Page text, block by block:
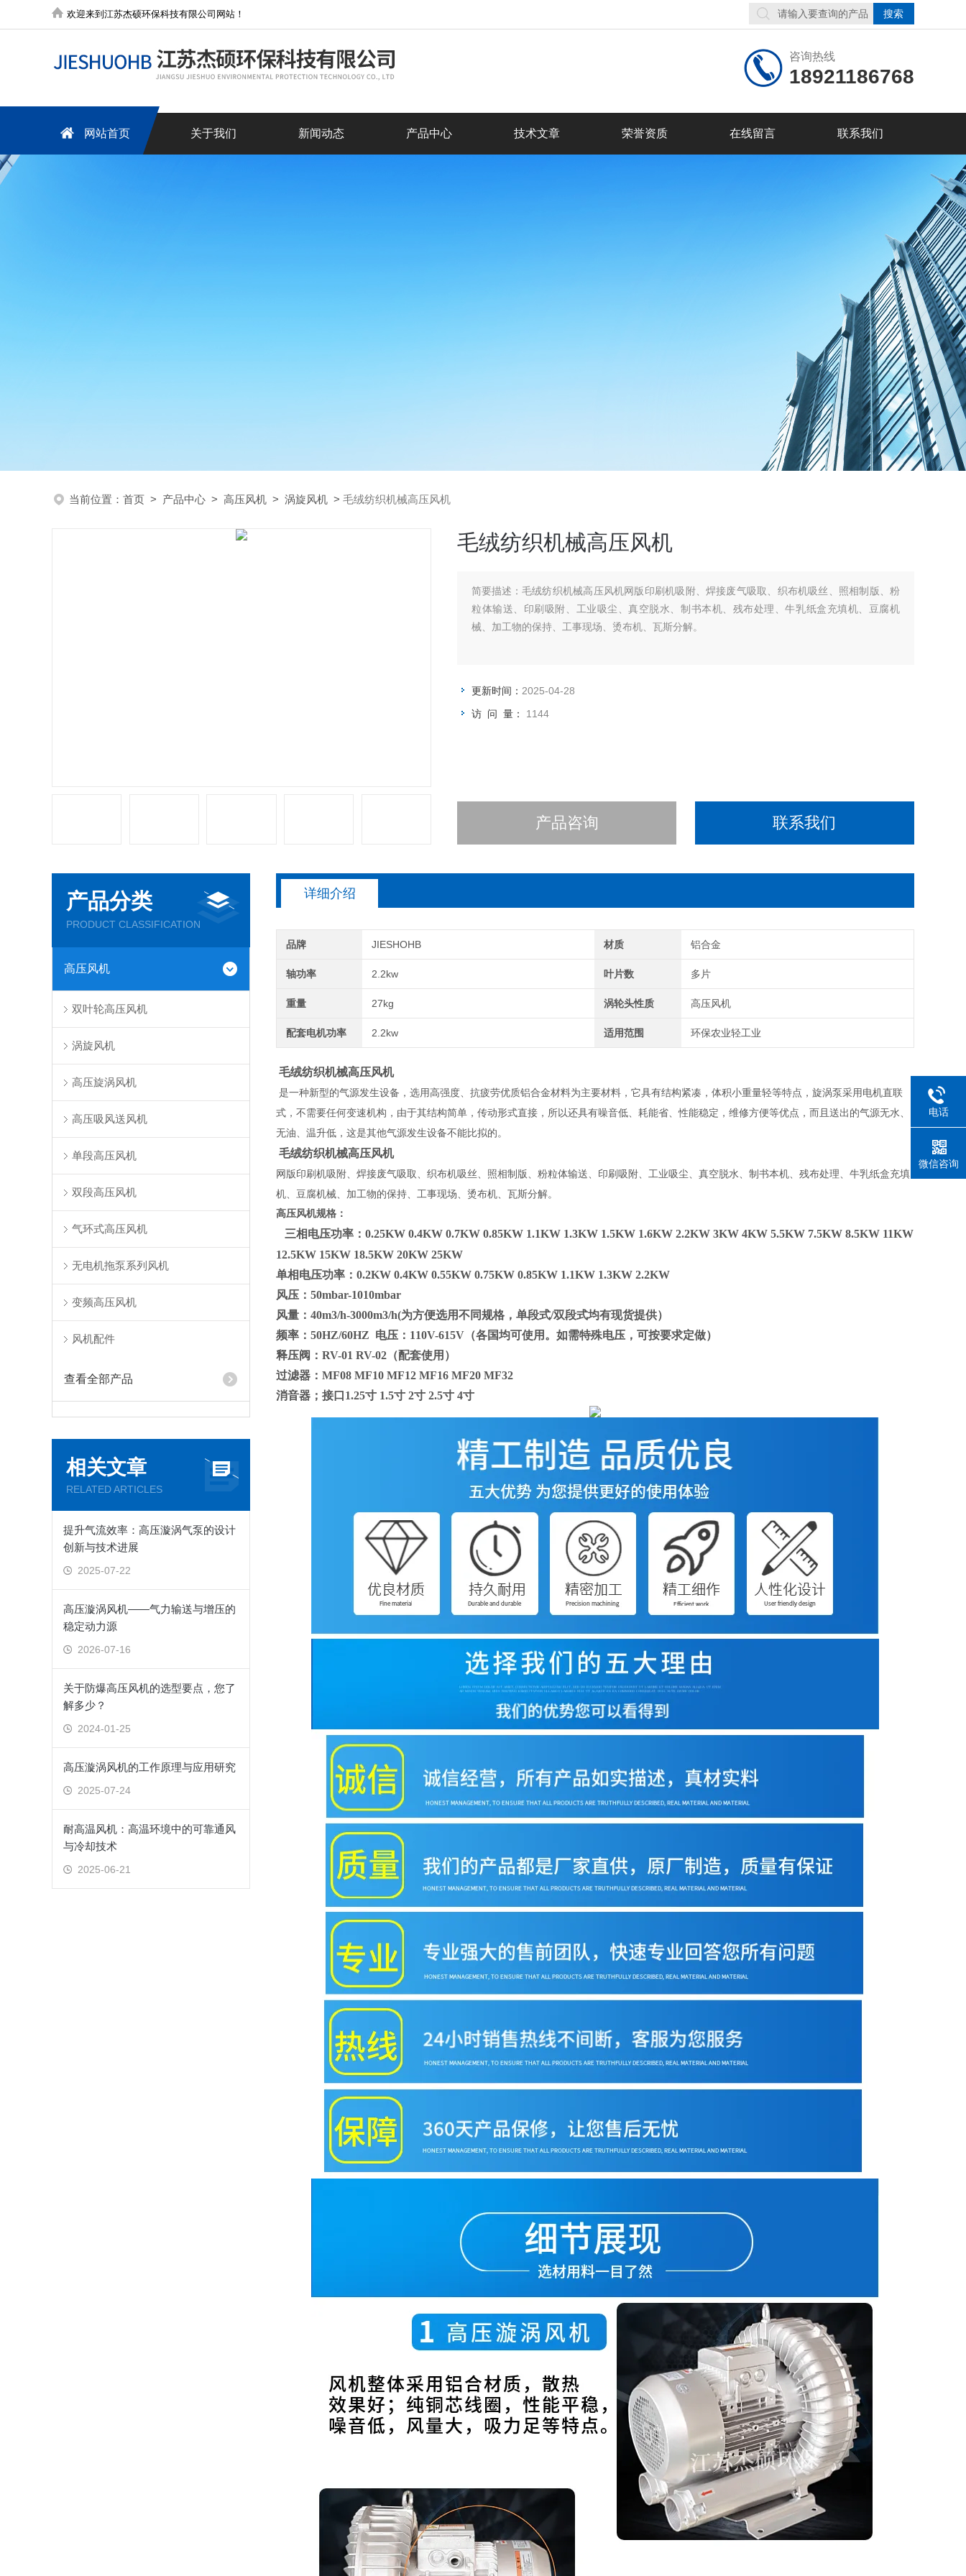
欢迎来到江苏杰硕环保科技有限公司网站！
咨询热线
18921186768
网站首页 关于我们 新闻动态 产品中心 技术文章 荣誉资质 在线留言 联系我们
当前位置： 首页 > 产品中心 > 高压风机 > 涡旋风机 > 毛绒纺织机械高压风机
毛绒纺织机械高压风机
简要描述： 毛绒纺织机械高压风机网版印刷机吸附、焊接废气吸取、织布机吸丝、照相制版、粉
粒体输送、印刷吸附、工业吸尘、真空脱水、制书本机、残布处理、牛乳纸盒充填机、豆腐机
械、加工物的保持、工事现场、烫布机、瓦斯分解。
更新时间： 2025-04-28
访 问 量： 1144
产品咨询 联系我们
产品分类
PRODUCT CLASSIFICATION
高压风机
双叶轮高压风机
涡旋风机
高压旋涡风机
高压吸风送风机
单段高压风机
双段高压风机
气环式高压风机
无电机拖泵系列风机
变频高压风机
风机配件
查看全部产品
相关文章
RELATED ARTICLES
提升气流效率：高压漩涡气泵的设计
创新与技术进展
2025-07-22
高压漩涡风机——气力输送与增压的
稳定动力源
2026-07-16
关于防爆高压风机的选型要点，您了
解多少？
2024-01-25
高压漩涡风机的工作原理与应用研究
2025-07-24
耐高温风机：高温环境中的可靠通风
与冷却技术
2025-06-21
详细介绍
品牌 JIESHOHB 材质 铝合金
轴功率 2.2kw 叶片数 多片
重量 27kg 涡轮头性质 高压风机
配套电机功率 2.2kw 适用范围 环保农业轻工业
毛绒纺织机械高压风机
是一种新型的气源发生设备，选用高强度、抗疲劳优质铝合金材料为主要材料，它具有结构紧凑，体积小重量轻等特点，旋涡泵采用电机直联
式，不需要任何变速机构，由于其结构简单，传动形式直接，所以还具有噪音低、耗能省、性能稳定，维修方便等优点，而且送出的气源无水、
无油、温升低，这是其他气源发生设备不能比拟的。
毛绒纺织机械高压风机
网版印刷机吸附、焊接废气吸取、织布机吸丝、照相制版、粉粒体输送、印刷吸附、工业吸尘、真空脱水、制书本机、残布处理、牛乳纸盒充填
机、豆腐机械、加工物的保持、工事现场、烫布机、瓦斯分解。
高压风机规格 ：
三相电压功率：0.25KW 0.4KW 0.7KW 0.85KW 1.1KW 1.3KW 1.5KW 1.6KW 2.2KW 3KW 4KW 5.5KW 7.5KW 8.5KW 11KW
12.5KW 15KW 18.5KW 20KW 25KW
单相电压功率：0.2KW 0.4KW 0.55KW 0.75KW 0.85KW 1.1KW 1.3KW 2.2KW
风压：50mbar-1010mbar
风量：40m3/h-3000m3/h(为方便选用不同规格，单段式/双段式均有现货提供）
频率：50HZ/60HZ 电压：110V-615V（各国均可使用。如需特殊电压，可按要求定做）
释压阀：RV-01 RV-02（配套使用）
过滤器：MF08 MF10 MF12 MF16 MF20 MF32
消音器；接口1.25寸 1.5寸 2寸 2.5寸 4寸
电话
微信咨询